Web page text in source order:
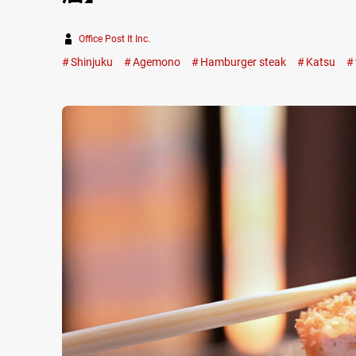
Office Post It Inc.
Shinjuku Agemono Hamburger steak Katsu